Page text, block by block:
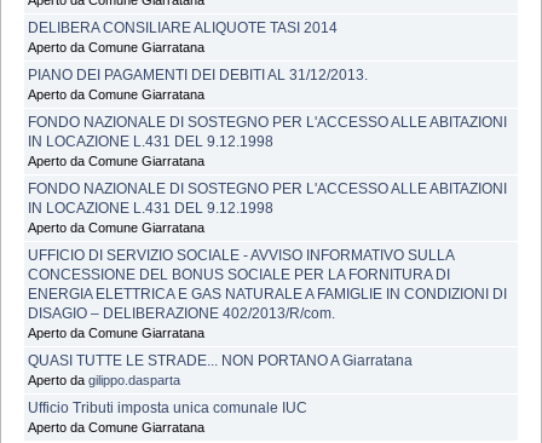
DELIBERA CONSILIARE ALIQUOTE TASI 2014
Aperto da Comune Giarratana
PIANO DEI PAGAMENTI DEI DEBITI AL 31/12/2013.
Aperto da Comune Giarratana
FONDO NAZIONALE DI SOSTEGNO PER L'ACCESSO ALLE ABITAZIONI
IN LOCAZIONE L.431 DEL 9.12.1998
Aperto da Comune Giarratana
FONDO NAZIONALE DI SOSTEGNO PER L'ACCESSO ALLE ABITAZIONI
IN LOCAZIONE L.431 DEL 9.12.1998
Aperto da Comune Giarratana
UFFICIO DI SERVIZIO SOCIALE - AVVISO INFORMATIVO SULLA
CONCESSIONE DEL BONUS SOCIALE PER LA FORNITURA DI
ENERGIA ELETTRICA E GAS NATURALE A FAMIGLIE IN CONDIZIONI DI
DISAGIO – DELIBERAZIONE 402/2013/R/com.
Aperto da Comune Giarratana
QUASI TUTTE LE STRADE... NON PORTANO A Giarratana
Aperto da gilippo.dasparta
Ufficio Tributi imposta unica comunale IUC
Aperto da Comune Giarratana